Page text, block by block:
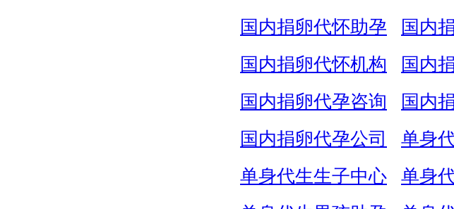
国内捐卵代怀助孕
国内
国内捐卵代怀机构
国内
国内捐卵代孕咨询
国内
国内捐卵代孕公司
单身
单身代生生子中心
单身